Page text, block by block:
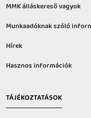
MMK álláskereső vagyok
Munkaadóknak szóló
Hírek
Hasznos információk
TÁJÉKOZTATÁSOK